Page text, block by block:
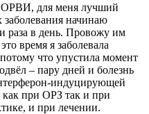
для меня лучший
начинаю
раза в день. Провожу им
время я заболевала
что упустила момент
– пару дней и болезнь
индуцирующей
как при ОРЗ так и при
и при лечении.